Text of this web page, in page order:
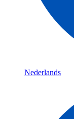
Nederlands